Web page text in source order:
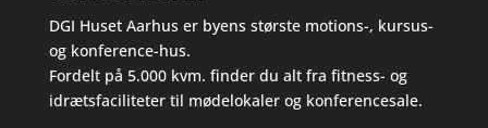
DGI Huset Aarhus er byens største motions-, kursus-
og konference-hus.
Fordelt på 5.000 kvm. finder du alt fra fitness- og
idrætsfaciliteter til mødelokaler og konferencesale.